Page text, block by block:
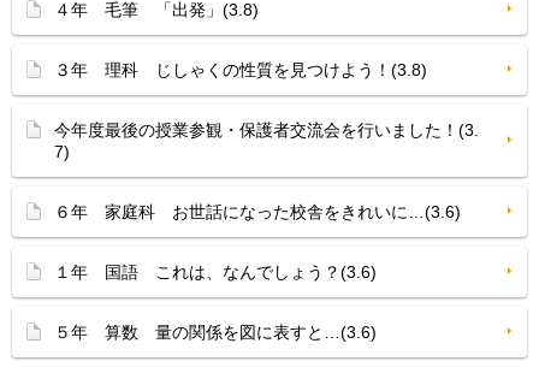
４年 毛筆 「出発」(3.8)
３年 理科 じしゃくの性質を見つけよう！(3.8)
今年度最後の授業参観・保護者交流会を行いました！(3.
7)
６年 家庭科 お世話になった校舎をきれいに…(3.6)
１年 国語 これは、なんでしょう？(3.6)
５年 算数 量の関係を図に表すと…(3.6)